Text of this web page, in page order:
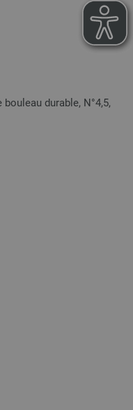
durable, N°4,5,